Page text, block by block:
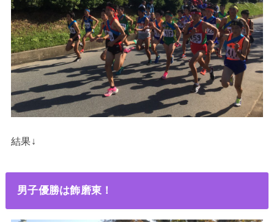
結果↓
男子優勝は飾磨東！